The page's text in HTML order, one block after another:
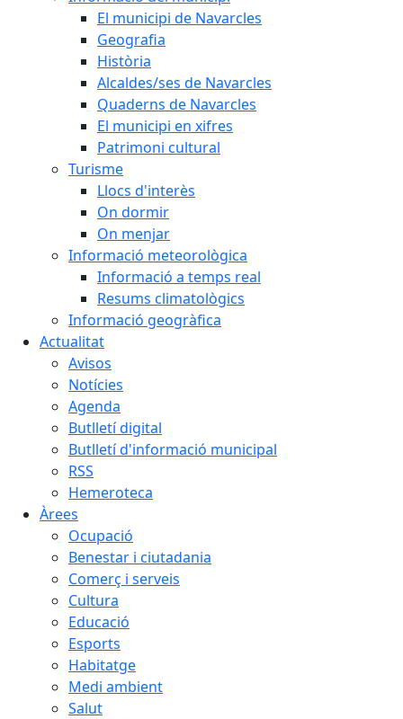
El municipi de Navarcles
Geografia
Història
Alcaldes/ses de Navarcles
Quaderns de Navarcles
El municipi en xifres
Patrimoni cultural
Turisme
Llocs d'interès
On dormir
On menjar
Informació meteorològica
Informació a temps real
Resums climatològics
Informació geogràfica
Actualitat
Avisos
Notícies
Agenda
Butlletí digital
Butlletí d'informació municipal
RSS
Hemeroteca
Àrees
Ocupació
Benestar i ciutadania
Comerç i serveis
Cultura
Educació
Esports
Habitatge
Medi ambient
Salut